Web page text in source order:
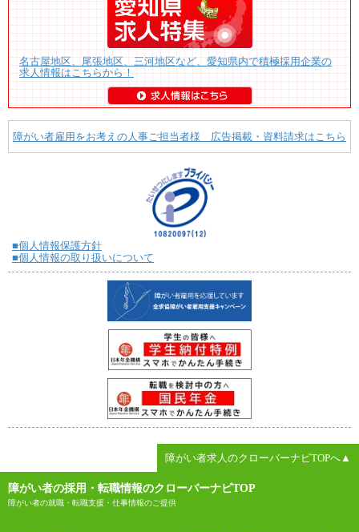
名古屋地区、尾張地区、三河地区など、愛知県内で積極採用企業の
求人情報はこちらから！
障がい者雇用をお考えの人事ご担当者様 広告掲載・資料請求はこちら
■個人情報保護方針
■個人情報の取り扱いについて
障がい者求人のクローバーナビTOPへ▲
障がい者の採用・転職情報のクローバーナビTOP
障がい者の就職・転職支援・仕事情報のご提供